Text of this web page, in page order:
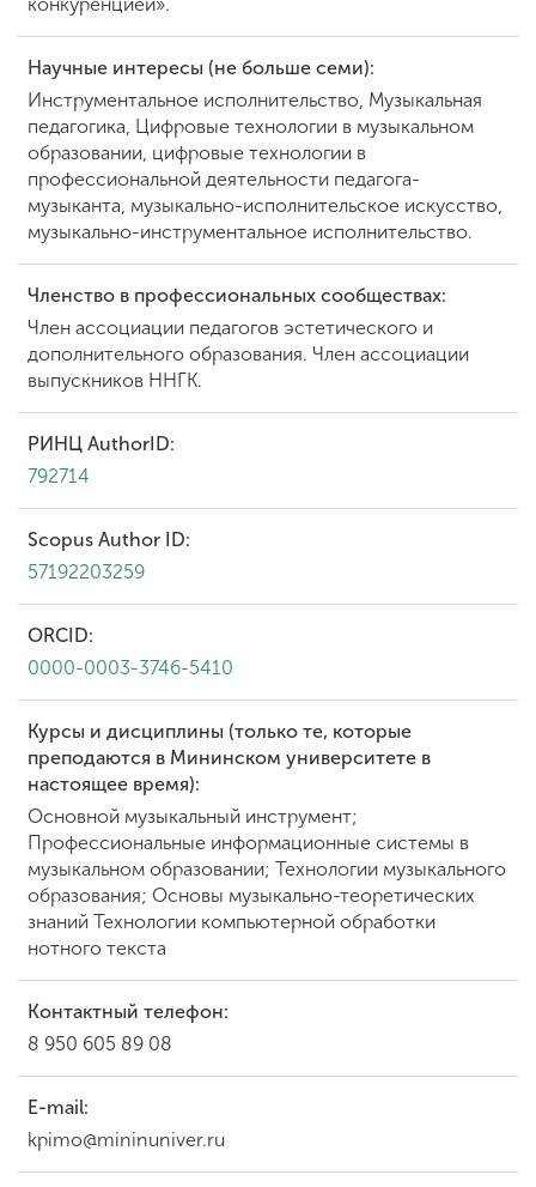
Научные интересы (не больше семи):
Инструментальное исполнительство, Музыкальная
педагогика, Цифровые технологии в музыкальном
образовании, цифровые технологии в
профессиональной деятельности педагога-
музыканта, музыкально-исполнительское искусство,
музыкально-инструментальное исполнительство.
Членство в профессиональных сообществах:
Член ассоциации педагогов эстетического и
дополнительного образования. Член ассоциации
выпускников ННГК.
РИНЦ AuthorID:
792714
Scopus Author ID:
57192203259
ORCID:
0000-0003-3746-5410
Курсы и дисциплины (только те, которые
преподаются в Мининском университете в
настоящее время):
Основной музыкальный инструмент;
Профессиональные информационные системы в
музыкальном образовании; Технологии музыкального
образования; Основы музыкально-теоретических
знаний Технологии компьютерной обработки
нотного текста
Контактный телефон:
8 950 605 89 08
E-mail:
kpimo@mininuniver.ru